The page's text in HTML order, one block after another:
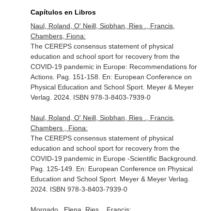
Capítulos en Libros
Naul, Roland, O' Neill, Siobhan, Ries ., Francis,
Chambers, Fiona:
The CEREPS consensus statement of physical
education and school sport for recovery from the
COVID-19 pandemic in Europe: Recommendations for
Actions. Pag. 151-158. En: European Conference on
Physical Education and School Sport. Meyer & Meyer
Verlag. 2024. ISBN 978-3-8403-7939-0
Naul, Roland, O' Neill, Siobhan, Ries ., Francis,
Chambers , Fiona:
The CEREPS consensus statement of physical
education and school sport for recovery from the
COVID-19 pandemic in Europe -Scientific Background.
Pag. 125-149. En: European Conference on Physical
Education and School Sport. Meyer & Meyer Verlag.
2024. ISBN 978-3-8403-7939-0